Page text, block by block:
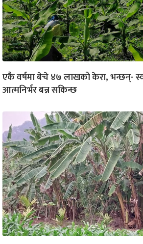
एकै वर्षमा बेचे ४७ लाखको केरा, भन्छन्-
आत्मनिर्भर बन्न सकिन्छ